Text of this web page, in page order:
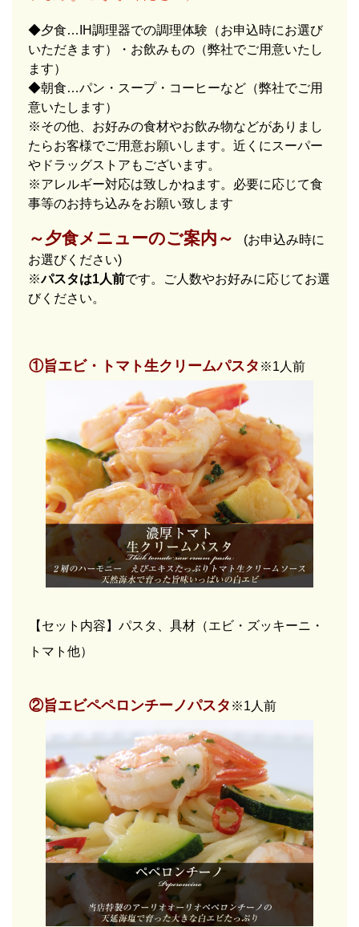
◆夕食…IH調理器での調理体験（お申込時にお選び
いただきます）・お飲みもの（弊社でご用意いたし
ます）
◆朝食…パン・スープ・コーヒーなど（弊社でご用
意いたします）
※その他、お好みの食材やお飲み物などがありまし
たらお客様でご用意お願いします。近くにスーパー
やドラッグストアもございます。
※アレルギー対応は致しかねます。必要に応じて食
事等のお持ち込みをお願い致します
～夕食メニューのご案内～
(お申込み時に
お選びください)
※パスタは1人前です。ご人数やお好みに応じてお選
びください。
①旨エビ・トマト生クリームパスタ ※1人前
【セット内容】パスタ、具材（エビ・ズッキーニ・
トマト他）
②旨エビペペロンチーノパスタ ※1人前